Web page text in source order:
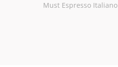
Must Espresso Italiano